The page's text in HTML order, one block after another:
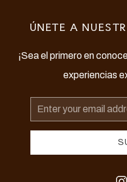
ÚNETE A
¡Sea el primero en
experiencias
Email
Address